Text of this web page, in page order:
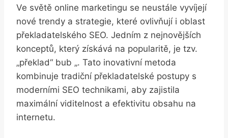
Ve světě online marketingu se neustále vyvíjejí
nové ⁤trendy⁢ a strategie, které ovlivňují i oblast
překladatelského SEO. Jedním⁤ z nejnovějších ​
konceptů,⁣ který získává na popularitě, ‍je tzv.
„překlad“ bub „. ⁢Tato inovativní ​metoda​
kombinuje tradiční překladatelské postupy s
moderními SEO technikami, aby zajistila
maximální⁢ viditelnost a​ efektivitu obsahu na
internetu.